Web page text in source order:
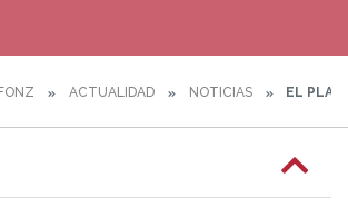
ACTUALIDAD NOTICIAS EL